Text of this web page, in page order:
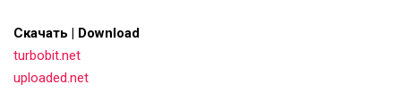
Скачать | Download
turbobit.net
uploaded.net